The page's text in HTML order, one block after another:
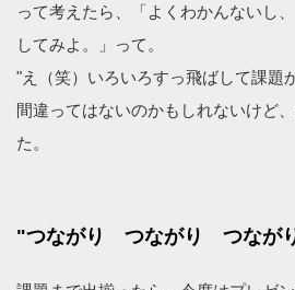
って考えたら、「よくわかんないし
してみよ。」って。
"え（笑）いろいろすっ飛ばして課題
間違ってはないのかもしれないけど
た。
"つながり つながり つなが